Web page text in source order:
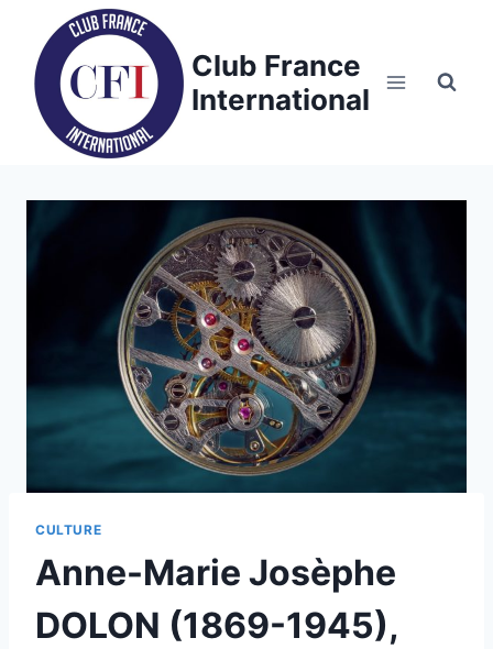
content
Club France
International
CULTURE
Anne-Marie Josèphe
DOLON (1869-1945),